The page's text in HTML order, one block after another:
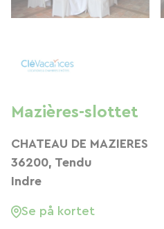
Mazières-slottet
CHATEAU DE MAZIERES
36200, Tendu
Indre
Se på kortet